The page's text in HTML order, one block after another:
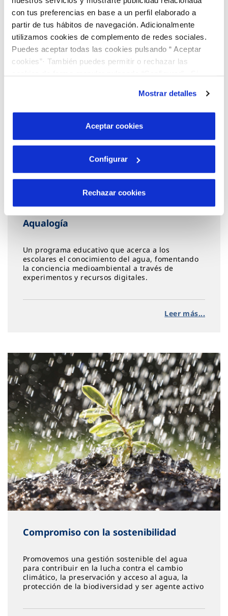
con tus preferencias en base a un perfil elaborado a
partir de tus hábitos de navegación. Adicionalmente
utilizamos cookies de complemento de redes sociales.
Puedes aceptar todas las cookies pulsando “ Aceptar
cookies”· También puedes permitir o rechazar las
instalación de todas las cookies salvo las necesarias que
son indispensables para que el sitio web funcione y que
por tanto no se pueden desactivar. Puedes consultar
Mostrar detalles
Aceptar cookies
Configurar
Rechazar cookies
Descubre más…
Aqualogía
Un programa educativo que acerca a los
escolares el conocimiento del agua, fomentando
la conciencia medioambiental a través de
experimentos y recursos digitales.
Leer más...
Compromiso con la sostenibilidad
Promovemos una gestión sostenible del agua
para contribuir en la lucha contra el cambio
climático, la preservación y acceso al agua, la
protección de la biodiversidad y ser agente activo